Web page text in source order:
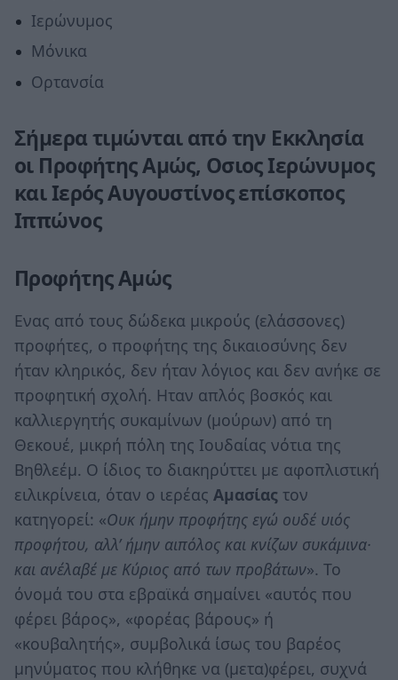
Ιερώνυμος
Μόνικα
Ορτανσία
Σήμερα τιμώνται από την Εκκλησία
οι Προφήτης Αμώς, Οσιος Ιερώνυμος
και Ιερός Αυγουστίνος επίσκοπος
Ιππώνος
Προφήτης Αμώς
Ενας από τους δώδεκα μικρούς (ελάσσονες)
προφήτες, ο προφήτης της δικαιοσύνης δεν
ήταν κληρικός, δεν ήταν λόγιος και δεν ανήκε σε
προφητική σχολή. Ηταν απλός βοσκός και
καλλιεργητής συκαμίνων (μούρων) από τη
Θεκουέ, μικρή πόλη της Ιουδαίας νότια της
Βηθλεέμ. Ο ίδιος το διακηρύττει με αφοπλιστική
ειλικρίνεια, όταν ο ιερέας Αμασίας τον
κατηγορεί: «Ουκ ήμην προφήτης εγώ ουδέ υιός
προφήτου, αλλ’ ήμην αιπόλος και κνίζων συκάμινα·
και ανέλαβέ με Κύριος από των προβάτων». Το
όνομά του στα εβραϊκά σημαίνει «αυτός που
φέρει βάρος», «φορέας βάρους» ή
«κουβαλητής», συμβολικά ίσως του βαρέος
μηνύματος που κλήθηκε να (μετα)φέρει, συχνά